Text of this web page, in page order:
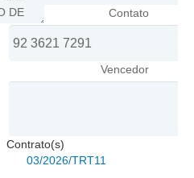
Pesquisa Judiciária e Ciência de
à Saúde de Magistrados e
Contato
Vencedor
Contrato(s)
03/2026/TRT11